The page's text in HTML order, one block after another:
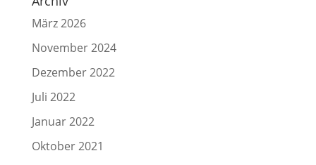
März 2026
November 2024
Dezember 2022
Juli 2022
Januar 2022
Oktober 2021